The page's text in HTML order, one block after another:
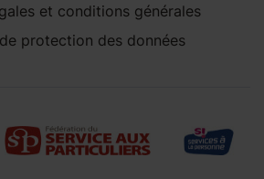
et conditions générales
protection des données